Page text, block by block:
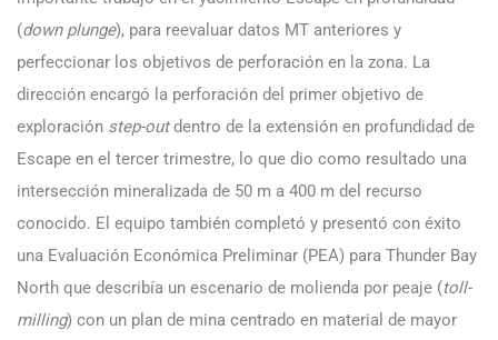
(down plunge), para reevaluar datos MT anteriores y
perfeccionar los objetivos de perforación en la zona. La
dirección encargó la perforación del primer objetivo de
exploración step-outdentro de la extensión en profundidad de
Escape en el tercer trimestre, lo que dio como resultado una
intersección mineralizada de 50 m a 400 m del recurso
conocido. El equipo también completó y presentó con éxito
una Evaluación Económica Preliminar (PEA) para Thunder Bay
North que describía un escenario de molienda por peaje (toll-
milling) con un plan de mina centrado en material de mayor